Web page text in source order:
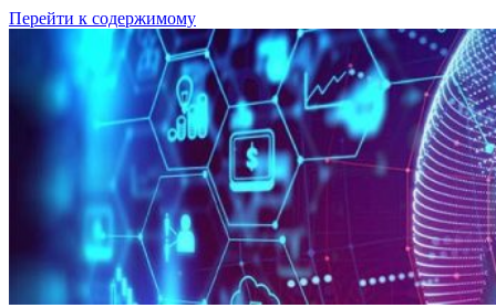
Перейти к содержимому